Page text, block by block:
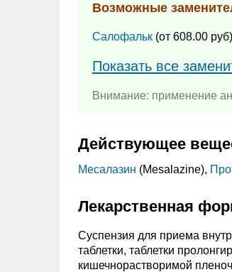
Возможные
Салофальк (от 608.00
Показать все
Внимание: применение
Действующее
Месалазин (Mesalazine),
Лекарственная
Суспензия для приема
таблетки, таблетки
кишечнорастворимой